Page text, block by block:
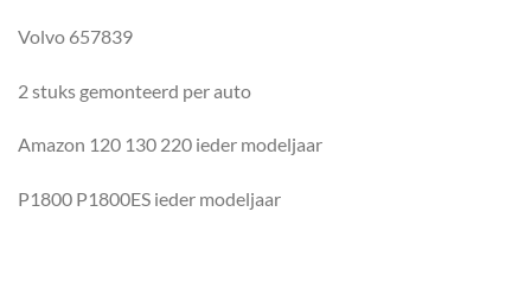
Volvo 657839
2 stuks gemonteerd per auto
Amazon 120 130 220 ieder modeljaar
P1800 P1800ES ieder modeljaar